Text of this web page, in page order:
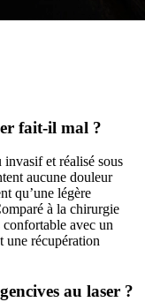
fait-il mal ?
invasif et réalisé sous
aucune douleur
qu’une légère
à la chirurgie
avec un
une récupération
au laser ?